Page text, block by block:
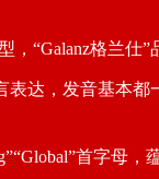
，“Galanz格兰仕
表达，发音基本
首字母